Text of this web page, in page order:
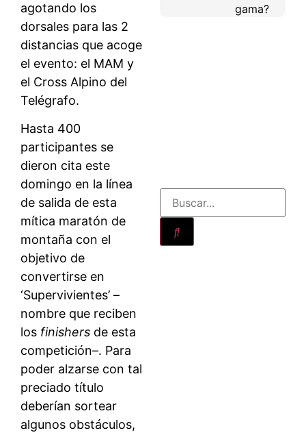
agotando los
dorsales para las 2
distancias que acoge
el evento: el MAM y
el Cross Alpino del
Telégrafo.
Hasta 400
participantes se
dieron cita este
domingo en la línea
de salida de esta
mítica maratón de
montaña con el
objetivo de
convertirse en
‘Supervivientes’ –
nombre que reciben
los finishers de esta
competición–. Para
poder alzarse con tal
preciado título
deberían sortear
algunos obstáculos,
gama?